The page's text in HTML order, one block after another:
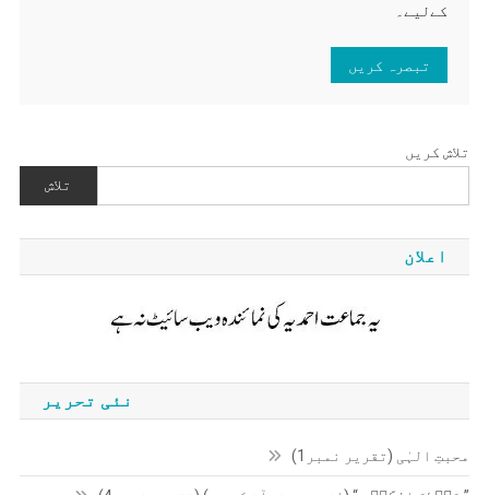
کےلیے۔
تلاش کریں
تلاش
اعلان
نئی تحریر
محبتِ الہٰی (تقریر نمبر1)